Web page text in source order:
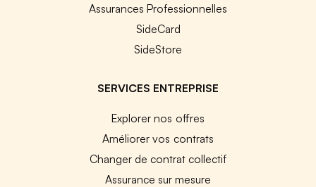
Assurances Professionnelles
SideCard
SideStore
SERVICES ENTREPRISE
Explorer nos offres
Améliorer vos contrats
Changer de contrat collectif
Assurance sur mesure